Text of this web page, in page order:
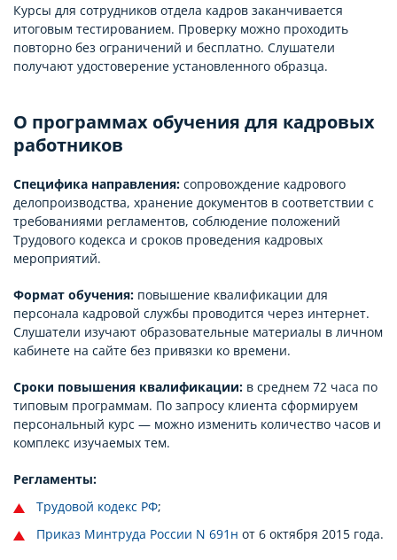
Курсы для сотрудников отдела кадров заканчивается
итоговым тестированием. Проверку можно проходить
повторно без ограничений и бесплатно. Слушатели
получают удостоверение установленного образца.
О программах обучения для кадровых
работников
Специфика направления: сопровождение кадрового
делопроизводства, хранение документов в соответствии с
требованиями регламентов, соблюдение положений
Трудового кодекса и сроков проведения кадровых
мероприятий.
Формат обучения: повышение квалификации для
персонала кадровой службы проводится через интернет.
Слушатели изучают образовательные материалы в личном
кабинете на сайте без привязки ко времени.
Сроки повышения квалификации: в среднем 72 часа по
типовым программам. По запросу клиента сформируем
персональный курс — можно изменить количество часов и
комплекс изучаемых тем.
Регламенты:
Трудовой кодекс РФ;
Приказ Минтруда России N 691н от 6 октября 2015 года.